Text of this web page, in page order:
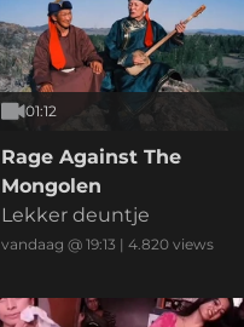
01:12
Rage Against The
Mongolen
Lekker deuntje
vandaag @ 19:13 | 4.820views